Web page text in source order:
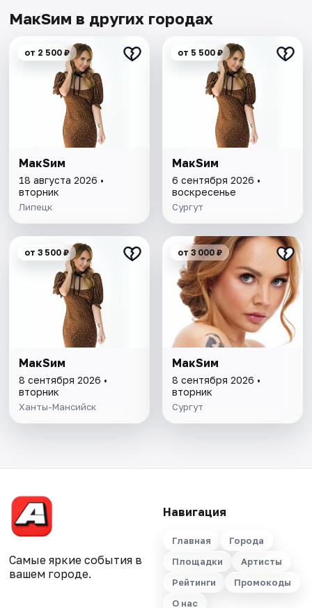
МакSим в других городах
от 2 500 ₽
МакSим
18 августа 2026 •
вторник
Липецк
от 5 500 ₽
МакSим
6 сентября 2026 •
воскресенье
Сургут
от 3 500 ₽
МакSим
8 сентября 2026 •
вторник
Ханты-Мансийск
от 3 000 ₽
МакSим
8 сентября 2026 •
вторник
Сургут
Самые яркие события в
вашем городе.
Навигация
Главная
Города
Площадки
Артисты
Рейтинги
Промокоды
О нас